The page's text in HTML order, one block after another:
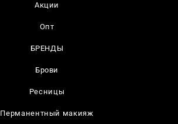
Акции
Опт
БРЕНДЫ
Брови
Ресницы
Перманентный макияж